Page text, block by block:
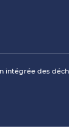
intégrée des